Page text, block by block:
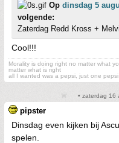
Op dinsdag 5
volgende:
Zaterdag Redd Kross +
Cool!!!
Morality is doing right no matter what
matter what is right
all I wanted was a pepsi, just one
• zaterdag 16
pipster
Dinsdag even kijken bij
spelen.